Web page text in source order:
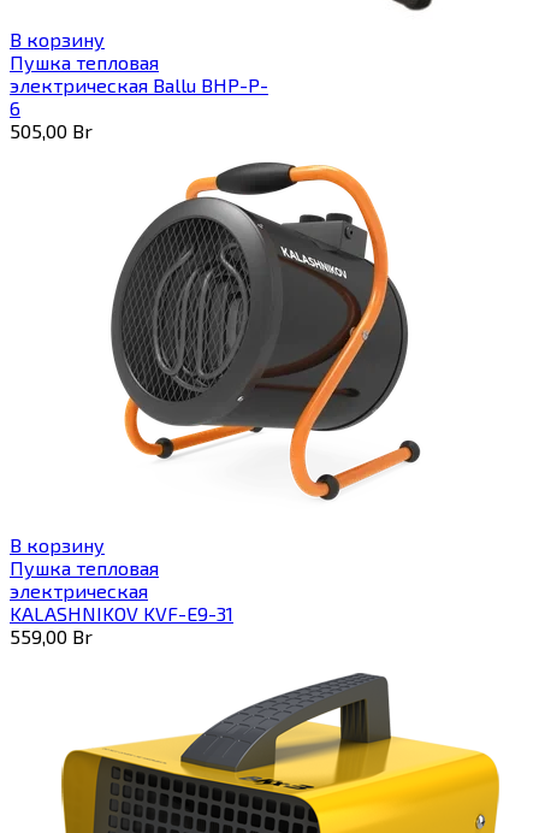
В корзину
Пушка тепловая
электрическая Ballu BHP-P-
6
505,00 Br
В корзину
Пушка тепловая
электрическая
KALASHNIKOV KVF-E9-31
559,00 Br